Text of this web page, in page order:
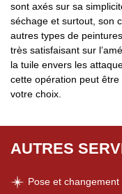
sont axés sur sa
séchage et surtout, son
autres types de
très satisfaisant sur
la tuile envers les
cette opération peut
votre choix.
AUTRES
Pose et